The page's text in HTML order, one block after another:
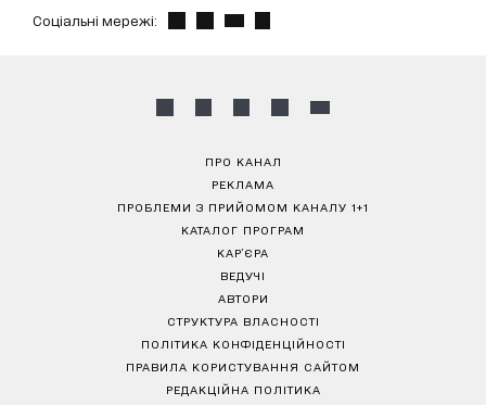
Соціальні мережі:
ПРО КАНАЛ
РЕКЛАМА
ПРОБЛЕМИ З ПРИЙОМОМ КАНАЛУ 1+1
КАТАЛОГ ПРОГРАМ
КАР’ЄРА
ВЕДУЧІ
АВТОРИ
СТРУКТУРА ВЛАСНОСТІ
ПОЛІТИКА КОНФІДЕНЦІЙНОСТІ
ПРАВИЛА КОРИСТУВАННЯ САЙТОМ
РЕДАКЦІЙНА ПОЛІТИКА